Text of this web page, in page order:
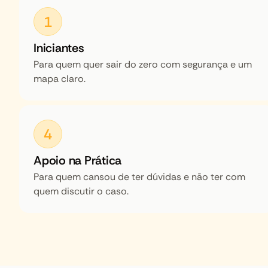
1
Iniciantes
Para quem quer sair do zero com segurança e um
mapa claro.
4
Apoio na Prática
Para quem cansou de ter dúvidas e não ter com
quem discutir o caso.